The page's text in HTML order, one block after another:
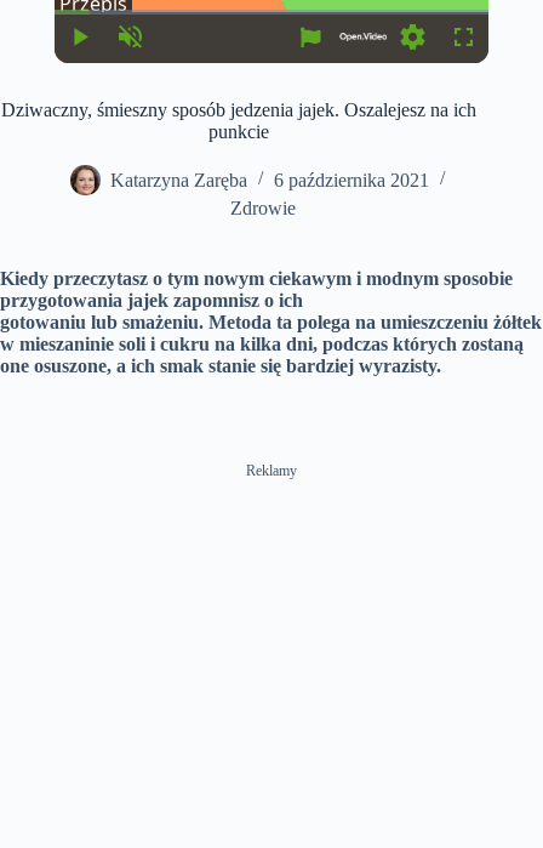
y
u
u
r
e
t
T
e
u
t
o
n
t
s
l
Dziwaczny, śmieszny sposób jedzenia jajek. Oszalejesz na ich
punkcie
Katarzyna Zaręba
6 października 2021
Zdrowie
Kiedy przeczytasz o tym nowym ciekawym i modnym sposobie
przygotowania jajek zapomnisz o ich
gotowaniu lub smażeniu. Metoda ta polega na umieszczeniu żółtek
w mieszaninie soli i cukru na kilka dni, podczas których zostaną
one osuszone, a ich smak stanie się bardziej wyrazisty.
Reklamy